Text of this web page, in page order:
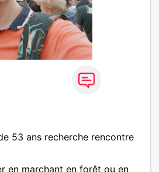
53 ans recherche rencontre
en marchant en forêt ou en